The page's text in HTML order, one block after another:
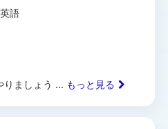
語
りましょう ... もっと見る